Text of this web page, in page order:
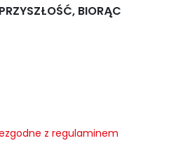
BIORĄC
z regulaminem